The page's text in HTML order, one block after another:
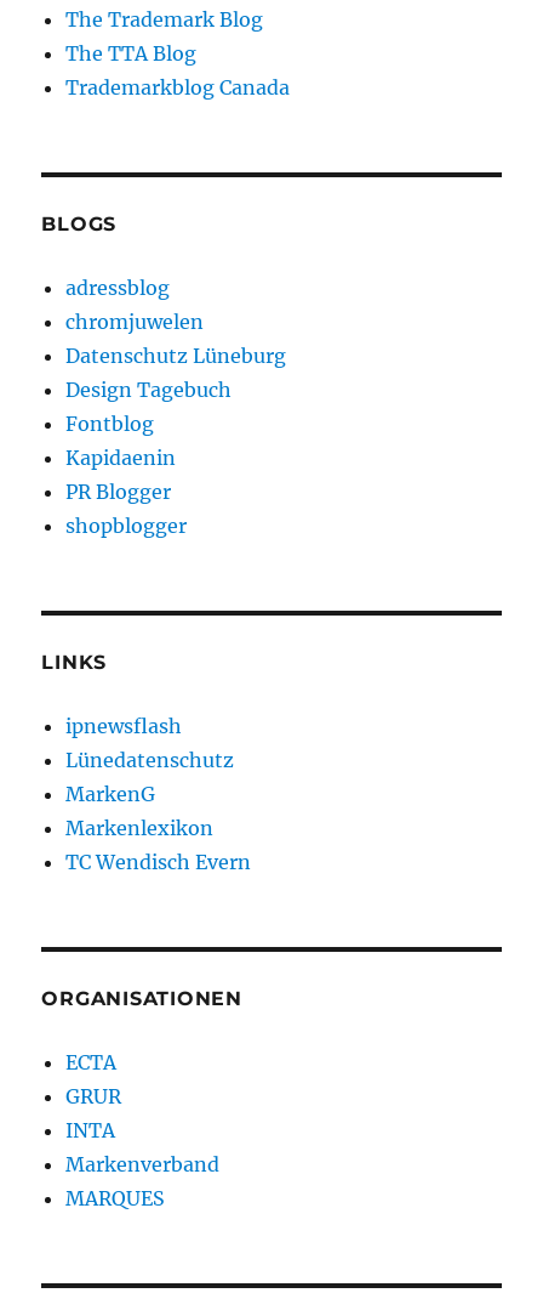
The Trademark Blog
The TTA Blog
Trademarkblog Canada
BLOGS
adressblog
chromjuwelen
Datenschutz Lüneburg
Design Tagebuch
Fontblog
Kapidaenin
PR Blogger
shopblogger
LINKS
ipnewsflash
Lünedatenschutz
MarkenG
Markenlexikon
TC Wendisch Evern
ORGANISATIONEN
ECTA
GRUR
INTA
Markenverband
MARQUES